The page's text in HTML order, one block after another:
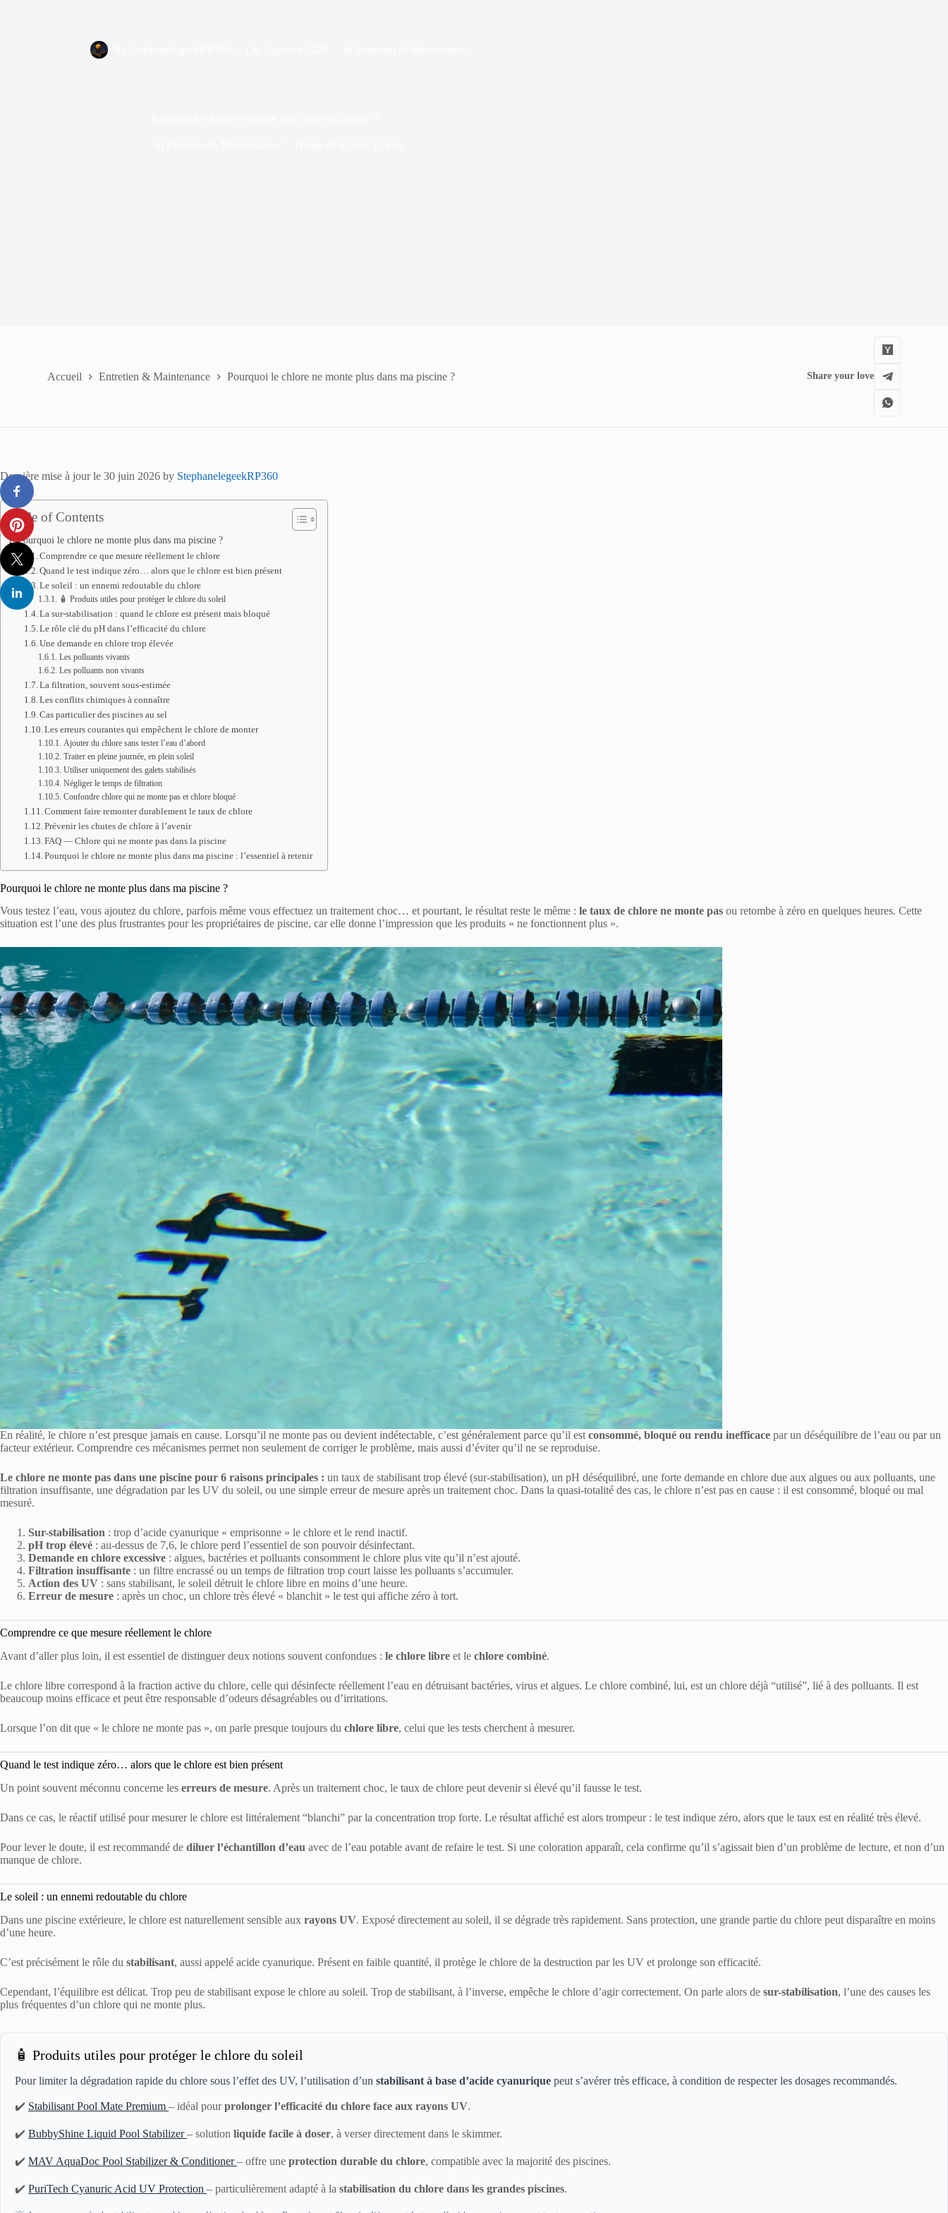
Accueil Entretien & Maintenance Pourquoi le chlore ne monte plus dans ma piscine ? Share your love
Dernière mise à jour le 30 juin 2026 by StephanelegeekRP360
Table of Contents
Pourquoi le chlore ne monte plus dans ma piscine ?
Comprendre ce que mesure réellement le chlore
Quand le test indique zéro… alors que le chlore est bien présent
Le soleil : un ennemi redoutable du chlore
🧴 Produits utiles pour protéger le chlore du soleil
La sur-stabilisation : quand le chlore est présent mais bloqué
Le rôle clé du pH dans l’efficacité du chlore
Une demande en chlore trop élevée
Les polluants vivants
Les polluants non vivants
La filtration, souvent sous-estimée
Les conflits chimiques à connaître
Cas particulier des piscines au sel
Les erreurs courantes qui empêchent le chlore de monter
Ajouter du chlore sans tester l’eau d’abord
Traiter en pleine journée, en plein soleil
Utiliser uniquement des galets stabilisés
Négliger le temps de filtration
Confondre chlore qui ne monte pas et chlore bloqué
Comment faire remonter durablement le taux de chlore
Prévenir les chutes de chlore à l’avenir
FAQ — Chlore qui ne monte pas dans la piscine
Pourquoi le chlore ne monte plus dans ma piscine : l’essentiel à retenir
Pourquoi le chlore ne monte plus dans ma piscine ?
Vous testez l’eau, vous ajoutez du chlore, parfois même vous effectuez un traitement choc… et pourtant, le résultat reste le même : le taux de chlore ne monte pas ou retombe à zéro en quelques heures. Cette
situation est l’une des plus frustrantes pour les propriétaires de piscine, car elle donne l’impression que les produits « ne fonctionnent plus ».
En réalité, le chlore n’est presque jamais en cause. Lorsqu’il ne monte pas ou devient indétectable, c’est généralement parce qu’il est consommé, bloqué ou rendu inefficace par un déséquilibre de l’eau ou par un
facteur extérieur. Comprendre ces mécanismes permet non seulement de corriger le problème, mais aussi d’éviter qu’il ne se reproduise.
Le chlore ne monte pas dans une piscine pour 6 raisons principales : un taux de stabilisant trop élevé (sur-stabilisation), un pH déséquilibré, une forte demande en chlore due aux algues ou aux polluants, une
filtration insuffisante, une dégradation par les UV du soleil, ou une simple erreur de mesure après un traitement choc. Dans la quasi-totalité des cas, le chlore n’est pas en cause : il est consommé, bloqué ou mal
mesuré.
Sur-stabilisation : trop d’acide cyanurique « emprisonne » le chlore et le rend inactif.
pH trop élevé : au-dessus de 7,6, le chlore perd l’essentiel de son pouvoir désinfectant.
Demande en chlore excessive : algues, bactéries et polluants consomment le chlore plus vite qu’il n’est ajouté.
Filtration insuffisante : un filtre encrassé ou un temps de filtration trop court laisse les polluants s’accumuler.
Action des UV : sans stabilisant, le soleil détruit le chlore libre en moins d’une heure.
Erreur de mesure : après un choc, un chlore très élevé « blanchit » le test qui affiche zéro à tort.
Comprendre ce que mesure réellement le chlore
Avant d’aller plus loin, il est essentiel de distinguer deux notions souvent confondues : le chlore libre et le chlore combiné.
Le chlore libre correspond à la fraction active du chlore, celle qui désinfecte réellement l’eau en détruisant bactéries, virus et algues. Le chlore combiné, lui, est un chlore déjà “utilisé”, lié à des polluants. Il est
beaucoup moins efficace et peut être responsable d’odeurs désagréables ou d’irritations.
Lorsque l’on dit que « le chlore ne monte pas », on parle presque toujours du chlore libre, celui que les tests cherchent à mesurer.
Quand le test indique zéro… alors que le chlore est bien présent
Un point souvent méconnu concerne les erreurs de mesure. Après un traitement choc, le taux de chlore peut devenir si élevé qu’il fausse le test.
Dans ce cas, le réactif utilisé pour mesurer le chlore est littéralement “blanchi” par la concentration trop forte. Le résultat affiché est alors trompeur : le test indique zéro, alors que le taux est en réalité très élevé.
Pour lever le doute, il est recommandé de diluer l’échantillon d’eau avec de l’eau potable avant de refaire le test. Si une coloration apparaît, cela confirme qu’il s’agissait bien d’un problème de lecture, et non d’un
manque de chlore.
Le soleil : un ennemi redoutable du chlore
Dans une piscine extérieure, le chlore est naturellement sensible aux rayons UV. Exposé directement au soleil, il se dégrade très rapidement. Sans protection, une grande partie du chlore peut disparaître en moins
d’une heure.
C’est précisément le rôle du stabilisant, aussi appelé acide cyanurique. Présent en faible quantité, il protège le chlore de la destruction par les UV et prolonge son efficacité.
Cependant, l’équilibre est délicat. Trop peu de stabilisant expose le chlore au soleil. Trop de stabilisant, à l’inverse, empêche le chlore d’agir correctement. On parle alors de sur-stabilisation, l’une des causes les
plus fréquentes d’un chlore qui ne monte plus.
🧴 Produits utiles pour protéger le chlore du soleil
Pour limiter la dégradation rapide du chlore sous l’effet des UV, l’utilisation d’un stabilisant à base d’acide cyanurique peut s’avérer très efficace, à condition de respecter les dosages recommandés.
✔️ Stabilisant Pool Mate Premium – idéal pourprolonger l’efficacité du chlore face aux rayons UV.
✔️ BubbyShine Liquid Pool Stabilizer– solution liquide facile à doser, à verser directement dans le skimmer.
✔️ MAV AquaDoc Pool Stabilizer & Conditioner– offre une protection durable du chlore, compatible avec la majorité des piscines.
✔️ PuriTech Cyanuric Acid UV Protection – particulièrement adapté à la stabilisation du chlore dans les grandes piscines.